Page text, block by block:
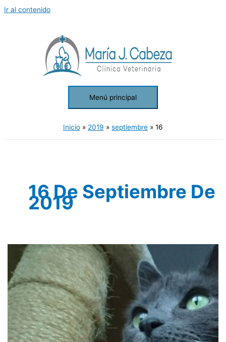
Ir al contenido
Menú principal
Inicio 2019 septiembre 16
16 De Septiembre De
2019